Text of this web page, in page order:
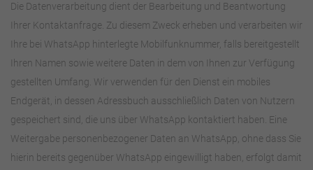
Die Datenverarbeitung dient der Bearbeitung und Beantwortung
Ihrer Kontaktanfrage. Zu diesem Zweck erheben und verarbeiten wir
Ihre bei WhatsApp hinterlegte Mobilfunknummer, falls bereitgestellt
Ihren Namen sowie weitere Daten in dem von Ihnen zur Verfügung
gestellten Umfang. Wir verwenden für den Dienst ein mobiles
Endgerät, in dessen Adressbuch ausschließlich Daten von Nutzern
gespeichert sind, die uns über WhatsApp kontaktiert haben. Eine
Weitergabe personenbezogener Daten an WhatsApp, ohne dass Sie
hierin bereits gegenüber WhatsApp eingewilligt haben, erfolgt damit